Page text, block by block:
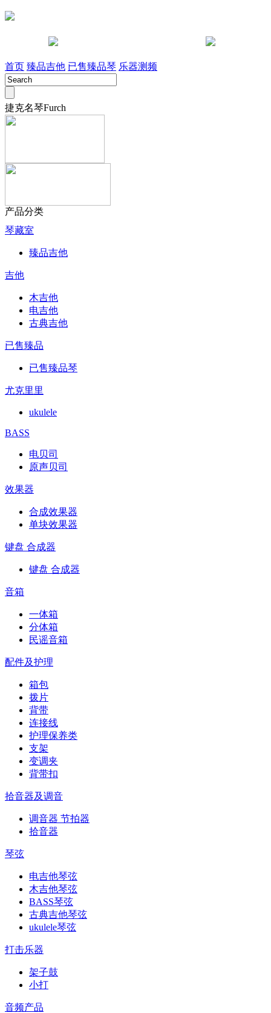
首页 臻品吉他 已售臻品琴 乐器测频
捷克名琴Furch
产品分类
琴藏室
臻品吉他
吉他
木吉他
电吉他
古典吉他
已售臻品
已售臻品琴
尤克里里
ukulele
BASS
电贝司
原声贝司
效果器
合成效果器
单块效果器
键盘 合成器
键盘 合成器
音箱
一体箱
分体箱
民谣音箱
配件及护理
箱包
拨片
背带
连接线
护理保养类
支架
变调夹
背带扣
拾音器及调音
调音器 节拍器
拾音器
琴弦
电吉他琴弦
木吉他琴弦
BASS琴弦
古典吉他琴弦
ukulele琴弦
打击乐器
架子鼓
小打
音频产品